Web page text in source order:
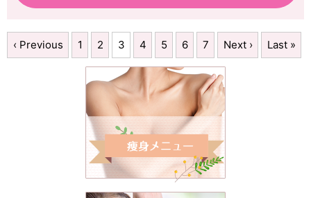
‹ Previous 1 2 3 4 5 6 7 Next › Last »